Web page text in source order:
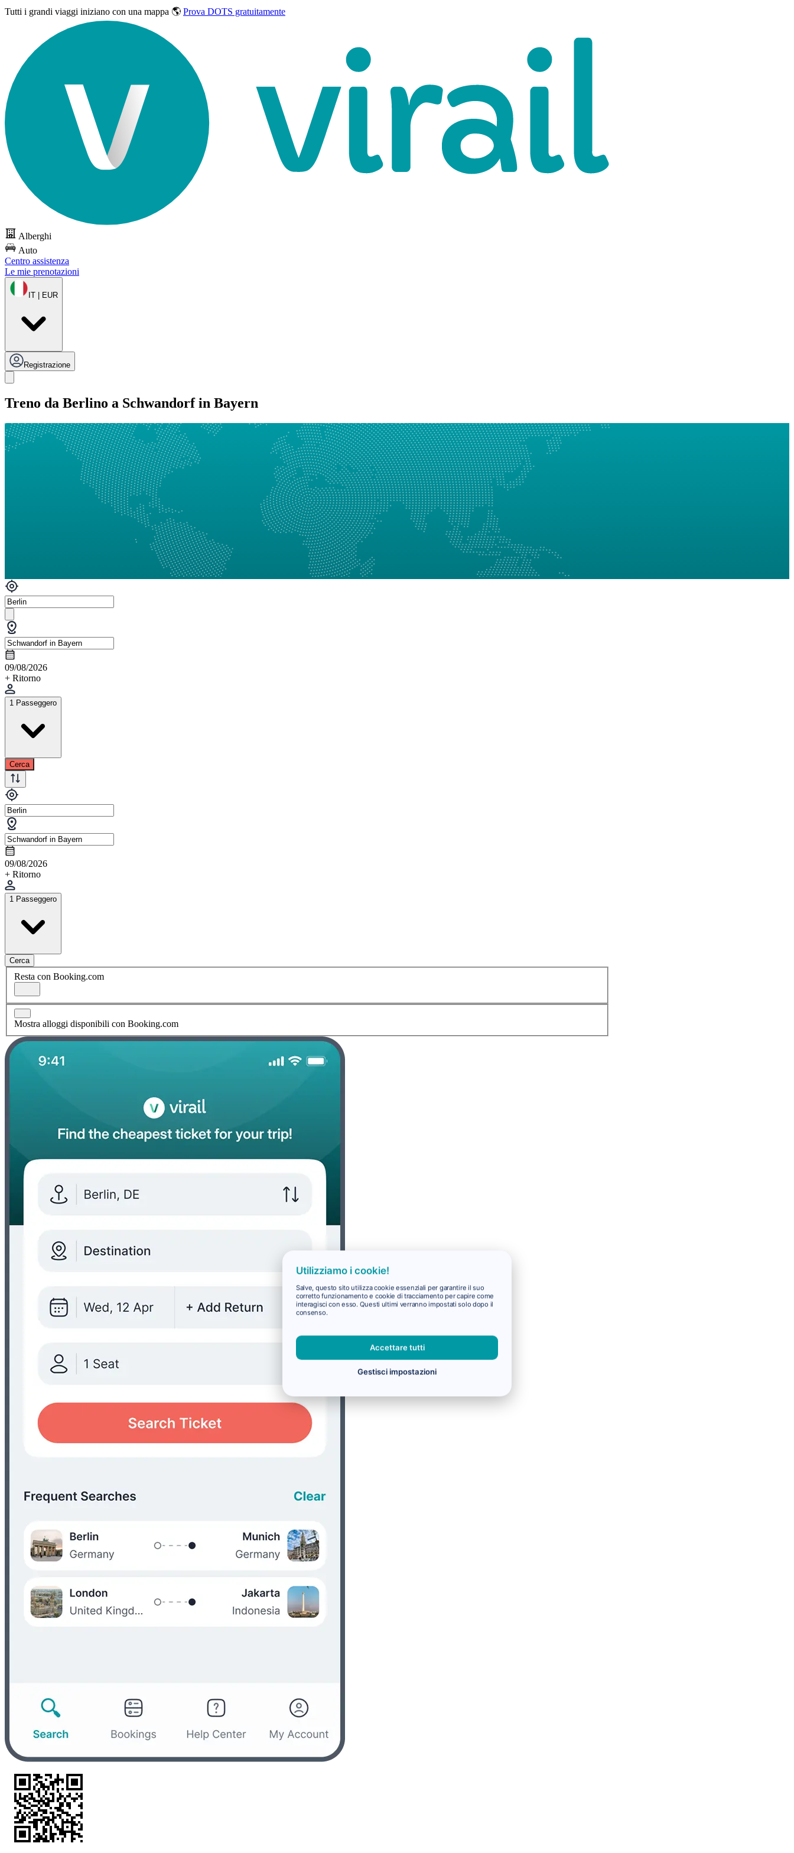
Tutti i grandi viaggi iniziano con una mappa 🌎 Prova DOTS gratuitamente
Alberghi
Auto
Centro assistenza
Le mie prenotazioni
IT | EUR
Registrazione
Treno da Berlino a Schwandorf in Bayern
09/08/2026
+ Ritorno
1 Passeggero
Cerca
09/08/2026
+ Ritorno
1 Passeggero
Cerca
Resta con Booking.com
Mostra alloggi disponibili con Booking.com
Utilizziamo i cookie!
Salve, questo sito utilizza cookie essenziali per garantire il suo
corretto funzionamento e cookie di tracciamento per capire come
interagisci con esso. Questi ultimi verranno impostati solo dopo il
consenso.
Accettare tutti
Gestisci impostazioni